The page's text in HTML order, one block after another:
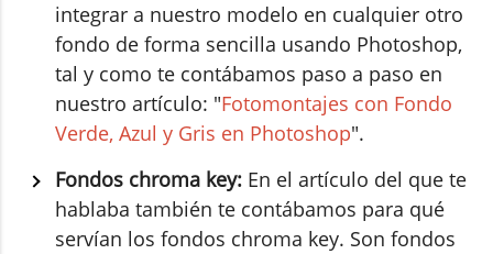
integrar a nuestro modelo en cualquier otro
fondo de forma sencilla usando Photoshop,
tal y como te contábamos paso a paso en
nuestro artículo: "Fotomontajes con Fondo
Verde, Azul y Gris en Photoshop".
Fondos chroma key: En el artículo del que te
hablaba también te contábamos para qué
servían los fondos chroma key. Son fondos